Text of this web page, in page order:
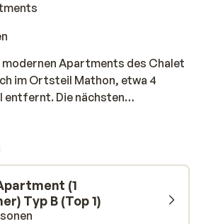
modernen Apartments des Chalet
im Ortsteil Mathon, etwa 4
entfernt. Die nächsten
Sie nach etwa 500 Meter. Wer in
bringt Sie in wenigen Minuten
Apartments lassen nichts zu
komplett ausgestattete Küche lädt
ein. Ihr Apartment
mit Panoramaaussicht auf
(1
Typ B (Top 1)